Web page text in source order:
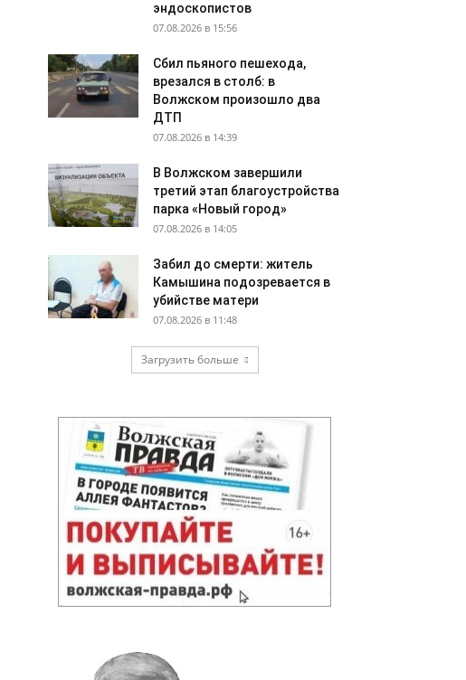
эндоскопистов
07.08.2026 в 15:56
Сбил пьяного пешехода,
врезался в столб: в
Волжском произошло два
ДТП
07.08.2026 в 14:39
В Волжском завершили
третий этап благоустройства
парка «Новый город»
07.08.2026 в 14:05
Забил до смерти: житель
Камышина подозревается в
убийстве матери
07.08.2026 в 11:48
Загрузить больше